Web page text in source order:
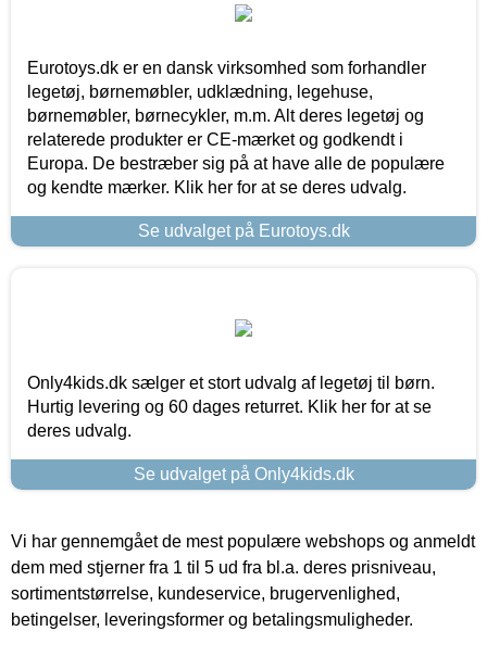
Eurotoys.dk er en dansk virksomhed som forhandler
legetøj, børnemøbler, udklædning, legehuse,
børnemøbler, børnecykler, m.m. Alt deres legetøj og
relaterede produkter er CE-mærket og godkendt i
Europa. De bestræber sig på at have alle de populære
og kendte mærker. Klik her for at se deres udvalg.
Se udvalget på Eurotoys.dk
Only4kids.dk sælger et stort udvalg af legetøj til børn.
Hurtig levering og 60 dages returret. Klik her for at se
deres udvalg.
Se udvalget på Only4kids.dk
Vi har gennemgået de mest populære webshops og anmeldt
dem med stjerner fra 1 til 5 ud fra bl.a. deres prisniveau,
sortimentstørrelse, kundeservice, brugervenlighed,
betingelser, leveringsformer og betalingsmuligheder.